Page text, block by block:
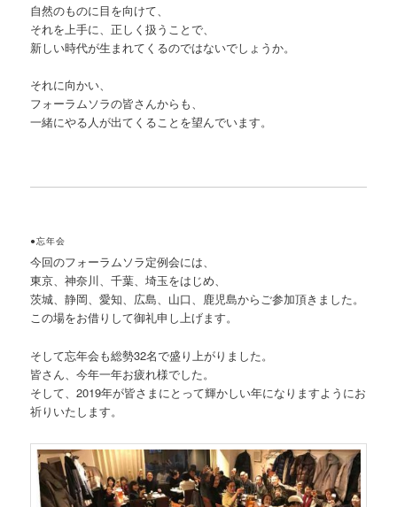
自然のものに目を向けて、
それを上手に、正しく扱うことで、
新しい時代が生まれてくるのではないでしょうか。
それに向かい、
フォーラムソラの皆さんからも、
一緒にやる人が出てくることを望んでいます。
●忘年会
今回のフォーラムソラ定例会には、
東京、神奈川、千葉、埼玉をはじめ、
茨城、静岡、愛知、広島、山口、鹿児島からご参加頂きました。
この場をお借りして御礼申し上げます。
そして忘年会も総勢32名で盛り上がりました。
皆さん、今年一年お疲れ様でした。
そして、2019年が皆さまにとって輝かしい年になりますようにお
祈りいたします。